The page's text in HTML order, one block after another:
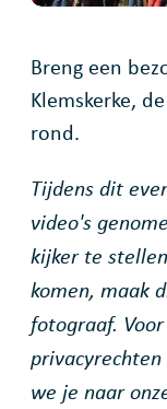
Breng een
Klemskerke,
rond.
Tijdens dit
video's
kijker te
komen, maak
fotograaf.
we je naar